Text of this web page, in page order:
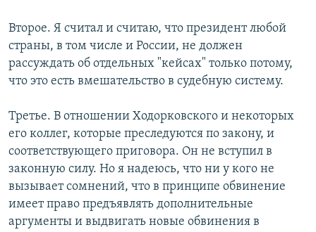
Второе. Я считал и считаю, что президент любой
страны, в том числе и России, не должен
рассуждать об отдельных "кейсах" только потому,
что это есть вмешательство в судебную систему.
Третье. В отношении Ходорковского и некоторых
его коллег, которые преследуются по закону, и
соответствующего приговора. Он не вступил в
законную силу. Но я надеюсь, что ни у кого не
вызывает сомнений, что в принципе обвинение
имеет право предъявлять дополнительные
аргументы и выдвигать новые обвинения в